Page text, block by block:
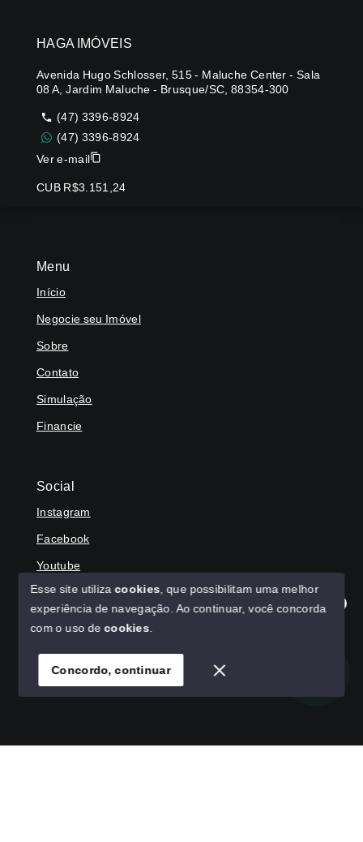
Olá! Agradecemos seu contato, como podemos ajudar?
Menu
Início
Negocie seu Imóvel
Sobre
Contato
Simulação
Financie
Social
Instagram
Facebook
Youtube
© Copyright 2026 - HAGA IMÓVEIS - Todos os direitos
SITE PARA IMOBILIARIA
HAGA IMÓVEIS
Avenida Hugo Schlosser, 515 - Maluche Center - Sala
08 A, Jardim Maluche - Brusque/SC, 88354-300
(47) 3396-8924
(47) 3396-8924
Ver e-mail
CUB R$3.151,24
Esse site utilizacookies , que possibilitam uma melhor
experiência de navegação. Ao continuar, você concorda
com o uso decookies
Concordo, continuar